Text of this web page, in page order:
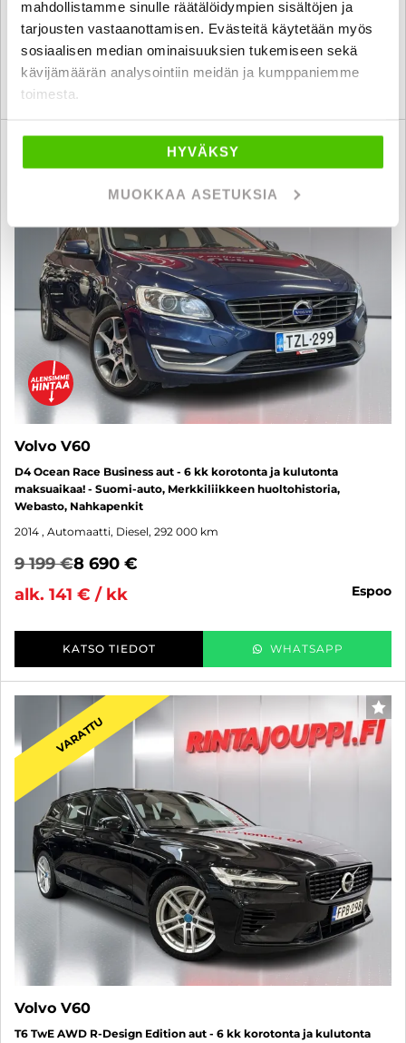
mahdollistamme sinulle räätälöidympien sisältöjen ja
tarjousten vastaanottamisen. Evästeitä käytetään myös
sosiaalisen median ominaisuuksien tukemiseen sekä
kävijämäärän analysointiin meidän ja kumppaniemme
toimesta.
HYVÄKSY
MUOKKAA ASETUKSIA
alk. 246 € / kk
jyväskylä
6 kk korotonta ja kulutonta
Volvo V60
D4 Ocean Race Business aut - 6 kk korotonta ja kulutonta
maksuaikaa! - Suomi-auto, Merkkiliikkeen huoltohistoria,
Webasto, Nahkapenkit
2014 , Automaatti, Diesel, 292 000 km
9 199 €8 690 €
alk. 141 € / kk
espoo
KATSO TIEDOT WHATSAPP
VARATTU
Volvo V60
T6 TwE AWD R-Design Edition aut - 6 kk korotonta ja kulutonta